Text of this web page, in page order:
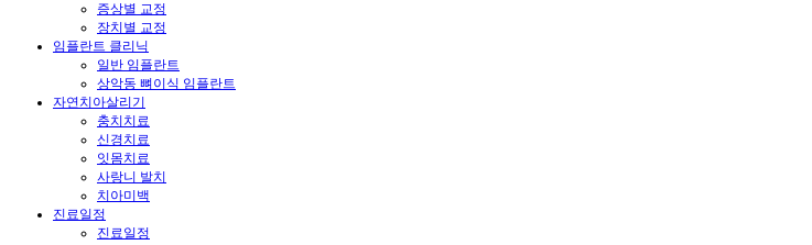
증상별 교정
장치별 교정
임플란트 클리닉
일반 임플란트
상악동 뼈이식 임플란트
자연치아살리기
충치치료
신경치료
잇몸치료
사랑니 발치
치아미백
진료일정
진료일정